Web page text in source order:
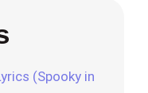
(Spooky in